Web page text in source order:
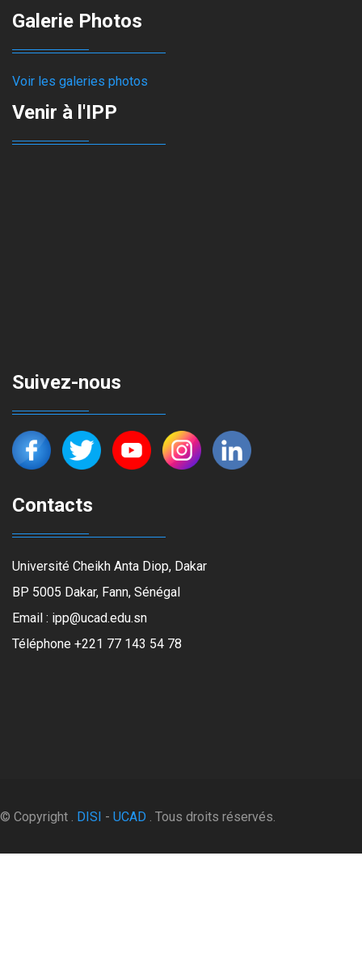
Galerie Photos
Voir les galeries photos
Venir à l'IPP
Suivez-nous
Contacts
Université Cheikh Anta Diop, Dakar
BP 5005 Dakar, Fann, Sénégal
Email : ipp@ucad.edu.sn
Téléphone +221 77 143 54 78
© Copyright . DISI - UCAD . Tous droits réservés.